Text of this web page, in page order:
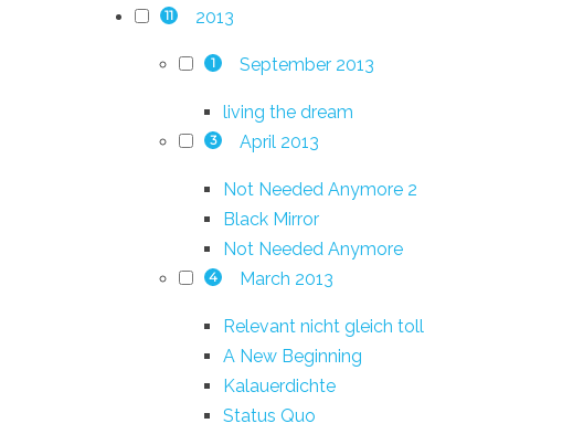
11 2013
1 September 2013
living the dream
3 April 2013
Not Needed Anymore 2
Black Mirror
Not Needed Anymore
4 March 2013
Relevant nicht gleich toll
A New Beginning
Kalauerdichte
Status Quo